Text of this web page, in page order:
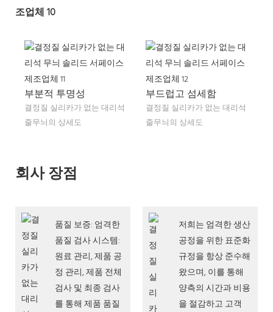
부분적 투명성
결정질 실리카가 없는 대리석
줄무늬의 상세도
부드럽고 섬세함
결정질 실리카가 없는 대리석
줄무늬의 상세도
회사 장점
품질 보증: 엄격한
품질 검사 시스템:
원료 관리, 제품 공
정 관리, 제품 전체
검사 및 최종 검사
를 통해 제품 품질
저희는 엄격한 생산
공정을 위한 표준화
규정을 항상 준수해
왔으며, 이를 통해
양측의 시간과 비용
을 절감하고 고객